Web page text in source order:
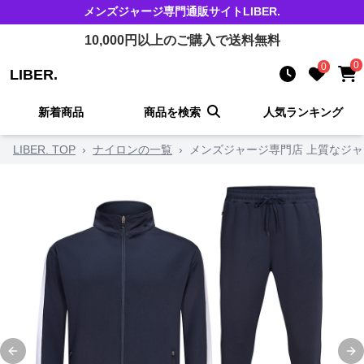
メンズジャージ専門通販サイトLIBER.
10,000円以上のご購入で送料無料
LIBER. 0 0
新着商品 商品を検索 人気ランキング
LIBER. TOP › ナイロンの一覧 › メンズジャージ専門店 上質なジ
Previous slide